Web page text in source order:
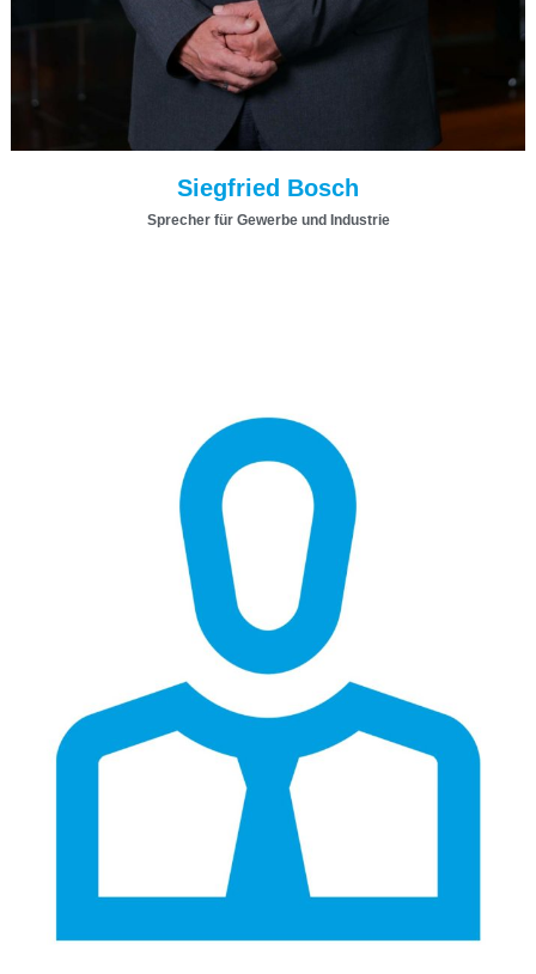
Siegfried Bosch
Sprecher für Gewerbe und Industrie